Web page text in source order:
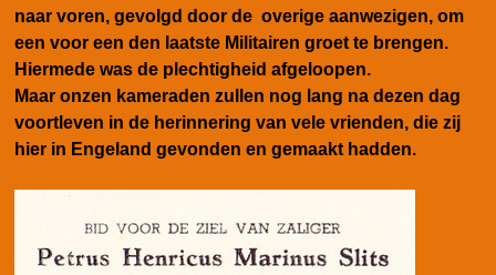
naar voren, gevolgd door de overige aanwezigen, om
een voor een den laatste Militairen groet te brengen.
Hiermede was de plechtigheid afgeloopen.
Maar onzen kameraden zullen nog lang na dezen dag
voortleven in de herinnering van vele vrienden, die zij
hier in Engeland gevonden en gemaakt hadden.